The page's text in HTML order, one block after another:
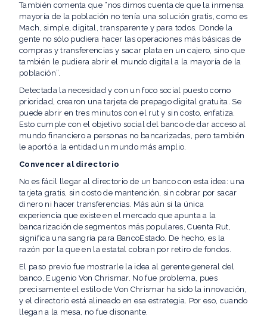
También comenta que “nos dimos cuenta de que la inmensa
mayoría de la población no tenía una solución gratis, como es
Mach, simple, digital, transparente y para todos. Donde la
gente no sólo pudiera hacer las operaciones más básicas de
compras y transferencias y sacar plata en un cajero, sino que
también le pudiera abrir el mundo digital a la mayoría de la
población”.
Detectada la necesidad y con un foco social puesto como
prioridad, crearon una tarjeta de prepago digital gratuita. Se
puede abrir en tres minutos con el rut y sin costo, enfatiza.
Esto cumple con el objetivo social del banco de dar acceso al
mundo financiero a personas no bancarizadas, pero también
le aportó a la entidad un mundo más amplio.
Convencer al directorio
No es fácil llegar al directorio de un banco con esta idea: una
tarjeta gratis, sin costo de mantención, sin cobrar por sacar
dinero ni hacer transferencias. Más aún si la única
experiencia que existe en el mercado que apunta a la
bancarización de segmentos más populares, Cuenta Rut,
significa una sangría para BancoEstado. De hecho, es la
razón por la que en la estatal cobran por retiro de fondos.
El paso previo fue mostrarle la idea al gerente general del
banco, Eugenio Von Chrismar. No fue problema, pues
precisamente el estilo de Von Chrismar ha sido la innovación,
y el directorio está alineado en esa estrategia. Por eso, cuando
llegan a la mesa, no fue disonante.